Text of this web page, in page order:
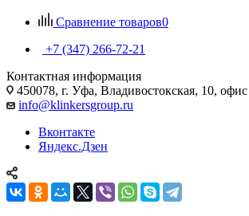
Сравнение товаров0
+7 (347) 266-72-21
Контактная информация
450078, г. Уфа, Владивостокская, 10,
info@klinkersgroup.ru
Вконтакте
Яндекс.Дзен